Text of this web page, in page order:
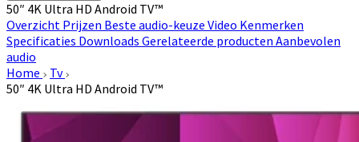
50″ 4K Ultra HD Android TV™
Overzicht Prijzen Beste audio-keuze Video Kenmerken
Specificaties Downloads Gerelateerde producten Aanbevolen
audio
Home
Tv
50″ 4K Ultra HD Android TV™